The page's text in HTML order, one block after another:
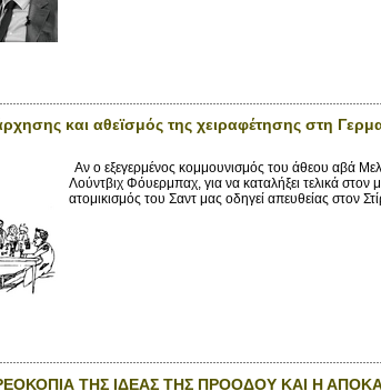
και αθεϊσμός της χειραφέτησης στη
Αν ο εξεγερμένος κομμουνισμός του άθεου αβά
Λούντβιχ Φόυερμπαχ, για να καταλήξει τελικά στον
ατομικισμός του Σαντ μας οδηγεί απευθείας στον
ΤΗΣ ΙΔΕΑΣ ΤΗΣ ΠΡΟΟΔΟΥ ΚΑΙ Η